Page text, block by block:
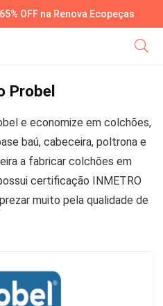
OFF na Renova Ecopeças
Probel
e economize em colchões,
baú, cabeceira, poltrona e
a fabricar colchões em
certificação INMETRO
muito pela qualidade de